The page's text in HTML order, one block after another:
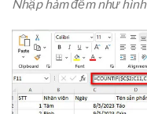
Nhập hàm đếm như hình